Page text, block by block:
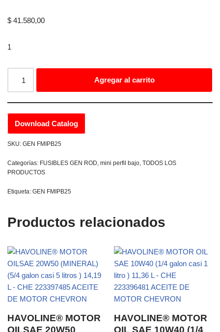
$ 41.580,00
1
Agregar al carrito
Download Catalog
SKU: GEN FMIPB25
Categorías: FUSIBLES GEN ROD, mini perfil bajo, TODOS LOS
PRODUCTOS
Etiqueta: GEN FMIPB25
Productos relacionados
HAVOLINE® MOTOR
OILSAE 20W50
HAVOLINE® MOTOR
OIL SAE 10W40 (1/4